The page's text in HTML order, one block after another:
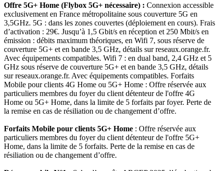
Offre 5G+ Home (Flybox 5G+ nécessaire) : Connexion accessible
exclusivement en France métropolitaine sous couverture 5G en
3,5GHz. 5G : dans les zones couvertes (déploiement en cours). Frais
d’activation : 29€. Jusqu’à 1,5 Gbit/s en réception et 250 Mbit/s en
émission : débits maximum théoriques, en Wifi 7, sous réserve de
couverture 5G+ et en bande 3,5 GHz, détails sur reseaux.orange.fr.
Avec équipements compatibles. Wifi 7 : en dual band, 2,4 GHz et 5
GHz sous réserve de couverture 5G+ et en bande 3,5 GHz, détails
sur reseaux.orange.fr. Avec équipements compatibles. Forfaits
Mobile pour clients 4G Home ou 5G+ Home : Offre réservée aux
particuliers membres du foyer du client détenteur de l'offre 4G
Home ou 5G+ Home, dans la limite de 5 forfaits par foyer. Perte de
la remise en cas de résiliation ou de changement d’offre.
Forfaits Mobile pour clients 5G+ Home : Offre réservée aux
particuliers membres du foyer du client détenteur de l'offre 5G+
Home, dans la limite de 5 forfaits. Perte de la remise en cas de
résiliation ou de changement d’offre.